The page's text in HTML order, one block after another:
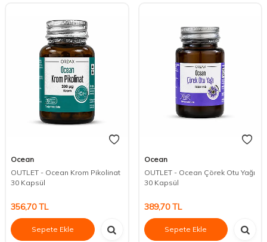
Ocean
OUTLET - Ocean Krom Pikolinat
30 Kapsül
356,70TL
Sepete Ekle
Ocean
OUTLET - Ocean Çörek Otu Yağı
30 Kapsül
389,70TL
Sepete Ekle